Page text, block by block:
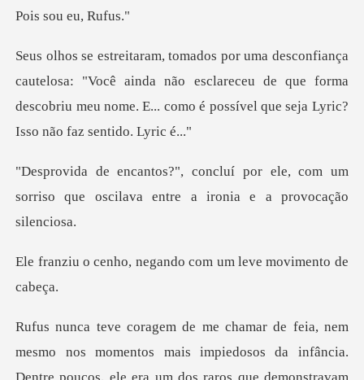
: "Você ainda não esclareceu de que forma
descobriu meu nome. E..
ele, com um
sorriso que oscilava entr
negando com um leve